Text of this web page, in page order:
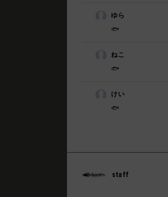
ゆら
🐟
ねこ
🐟️
けい
🐟
staff